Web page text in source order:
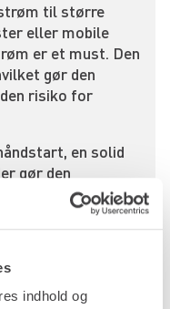
indhold og
til større
eller mobile
er et must. Den
gør den
risiko for
en solid
gør den
og fugt – og
Med
forbrug på kun 2,1
hos Renta: